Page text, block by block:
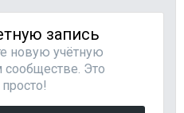
запись
новую учётную
Это